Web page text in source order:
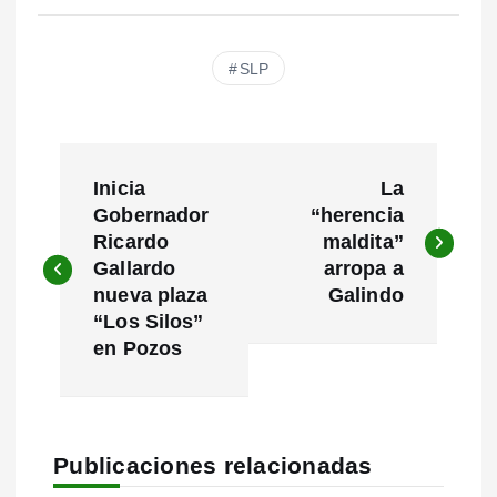
SLP
v
e
Inicia
Gobernador
Ricardo
Gallardo
nueva plaza
“Los Silos”
en Pozos
La
“herencia
maldita”
arropa a
Galindo
Publicaciones relacionadas